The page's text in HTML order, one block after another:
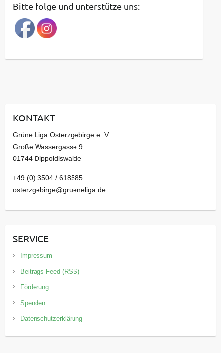
r
a
g
a
v
Bitte folge und unterstütze uns:
KONTAKT
Grüne Liga Osterzgebirge e. V.
Große Wassergasse 9
01744 Dippoldiswalde
+49 (0) 3504 / 618585
osterzgebirge@grueneliga.de
SERVICE
Impressum
Beitrags-Feed (RSS)
Förderung
Spenden
Datenschutzerklärung